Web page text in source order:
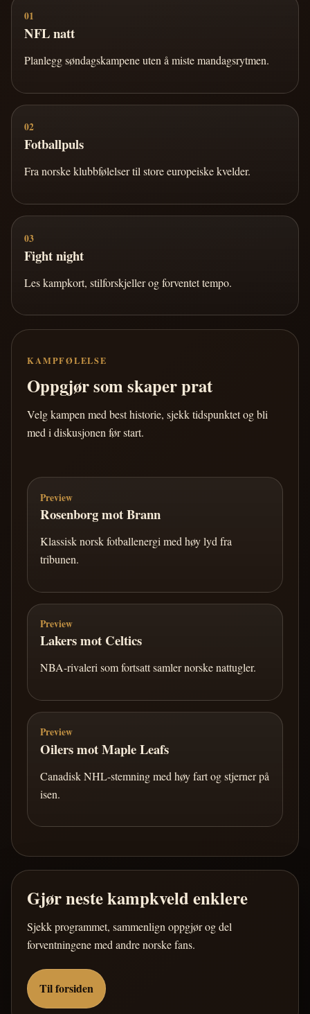
01
NFL natt
Planlegg søndagskampene uten å miste mandagsrytmen.
02
Fotballpuls
Fra norske klubbfølelser til store europeiske kvelder.
03
Fight night
Les kampkort, stilforskjeller og forventet tempo.
KAMPFØLELSE
Oppgjør som skaper prat
Velg kampen med best historie, sjekk tidspunktet og bli
med i diskusjonen før start.
Preview
Rosenborg mot Brann
Klassisk norsk fotballenergi med høy lyd fra
tribunen.
Preview
Lakers mot Celtics
NBA-rivaleri som fortsatt samler norske nattugler.
Preview
Oilers mot Maple Leafs
Canadisk NHL-stemning med høy fart og stjerner på
isen.
Gjør neste kampkveld enklere
Sjekk programmet, sammenlign oppgjør og del
forventningene med andre norske fans.
Til forsiden